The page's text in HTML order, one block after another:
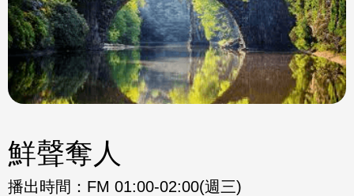
鮮聲奪人
播出時間： FM 01:00-02:00(週三)